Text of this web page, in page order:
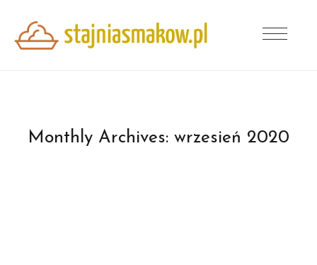
Monthly Archives: wrzesień 2020